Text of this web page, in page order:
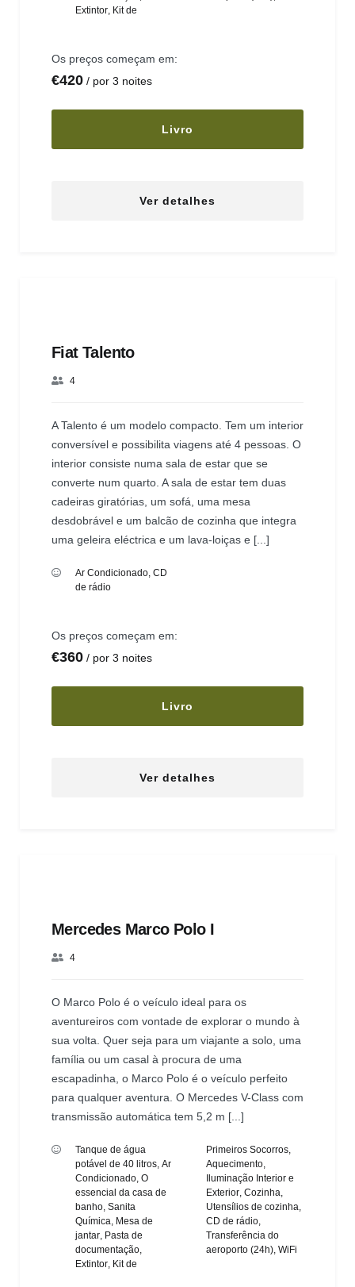
Extintor, Kit de
Os preços começam em:
€420 por 3 noites
Livro
Ver detalhes
Fiat Talento
4
A Talento é um modelo compacto. Tem um interior
conversível e possibilita viagens até 4 pessoas. O
interior consiste numa sala de estar que se
converte num quarto. A sala de estar tem duas
cadeiras giratórias, um sofá, uma mesa
desdobrável e um balcão de cozinha que integra
uma geleira eléctrica e um lava-loiças e [...]
Ar Condicionado, CD
de rádio
Os preços começam em:
€360 por 3 noites
Livro
Ver detalhes
Mercedes Marco Polo I
4
O Marco Polo é o veículo ideal para os
aventureiros com vontade de explorar o mundo à
sua volta. Quer seja para um viajante a solo, uma
família ou um casal à procura de uma
escapadinha, o Marco Polo é o veículo perfeito
para qualquer aventura. O Mercedes V-Class com
transmissão automática tem 5,2 m [...]
Tanque de água
potável de 40 litros, Ar
Condicionado, O
essencial da casa de
banho, Sanita
Química, Mesa de
jantar, Pasta de
documentação,
Extintor, Kit de
Primeiros Socorros,
Aquecimento,
Iluminação Interior e
Exterior, Cozinha,
Utensílios de cozinha,
CD de rádio,
Transferência do
aeroporto (24h), WiFi